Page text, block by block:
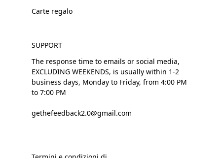
Carte regalo
SUPPORT
The response time to emails or social media,
EXCLUDING WEEKENDS, is usually within 1-2
business days, Monday to Friday, from 4:00 PM
to 7:00 PM
gethefeedback2.0@gmail.com